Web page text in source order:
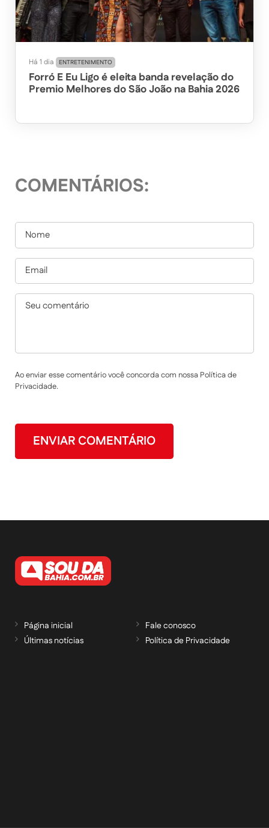
Há 1 dia ENTRETENIMENTO
Forró E Eu Ligo é eleita banda revelação do
Premio Melhores do São João na Bahia 2026
COMENTÁRIOS:
Ao enviar esse comentário você concorda com nossa Política de
Privacidade.
Página inicial
Últimas notícias
Fale conosco
Política de Privacidade